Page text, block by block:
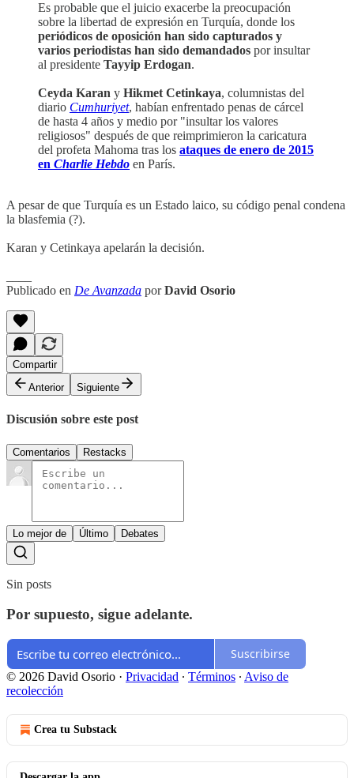
Es probable que el juicio exacerbe la preocupación
sobre la libertad de expresión en Turquía, donde los
periódicos de oposición han sido capturados y
varios periodistas han sido demandados por insultar
al presidente Tayyip Erdogan.
Ceyda Karan y Hikmet Cetinkaya, columnistas del
diario Cumhuriyet, habían enfrentado penas de cárcel
de hasta 4 años y medio por "insultar los valores
religiosos" después de que reimprimieron la caricatura
del profeta Mahoma tras los ataques de enero de 2015
en Charlie Hebdo en París.
A pesar de que Turquía es un Estado laico, su código penal condena
la blasfemia (?).
Karan y Cetinkaya apelarán la decisión.
Publicado en De Avanzada porDavid Osorio
Compartir
Anterior
Siguiente
Discusión sobre este post
Comentarios Restacks
Lo mejor de Último Debates
Sin posts
Por supuesto, sigue adelante.
Suscribirse
© 2026 David Osorio · Privacidad ∙ Términos ∙ Aviso de
recolección
Crea tu Substack